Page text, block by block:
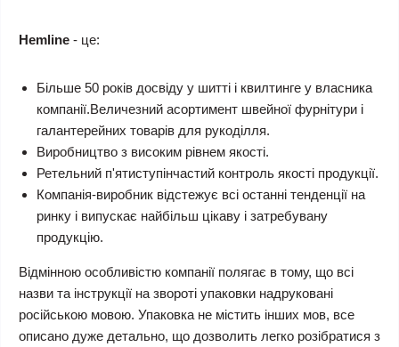
Hemline - це:
Більше 50 років досвіду у шитті і квилтинге у власника
компанії.Величезний асортимент швейної фурнітури і
галантерейних товарів для рукоділля.
Виробництво з високим рівнем якості.
Ретельний п'ятиступінчастий контроль якості продукції.
Компанія-виробник відстежує всі останні тенденції на
ринку і випускає найбільш цікаву і затребувану
продукцію.
Відмінною особливістю компанії полягає в тому, що всі
назви та інструкції на звороті упаковки надруковані
російською мовою. Упаковка не містить інших мов, все
описано дуже детально, що дозволить легко розібратися з